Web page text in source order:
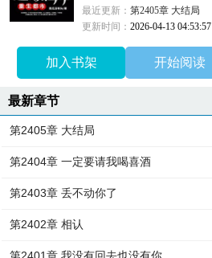
最近更新：第2405章 大结局
更新时间：2026-04-13 04:53:57
加入书架 开始阅读
最新章节
第2405章 大结局
第2404章 一定要请我喝喜酒
第2403章 丢不动你了
第2402章 相认